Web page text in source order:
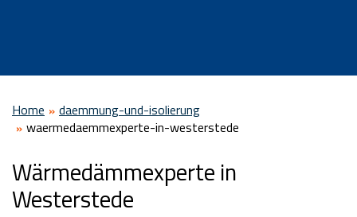
Home
daemmung-und-isolierung
waermedaemmexperte-in-westerstede
Wärmedämmexperte in
Westerstede